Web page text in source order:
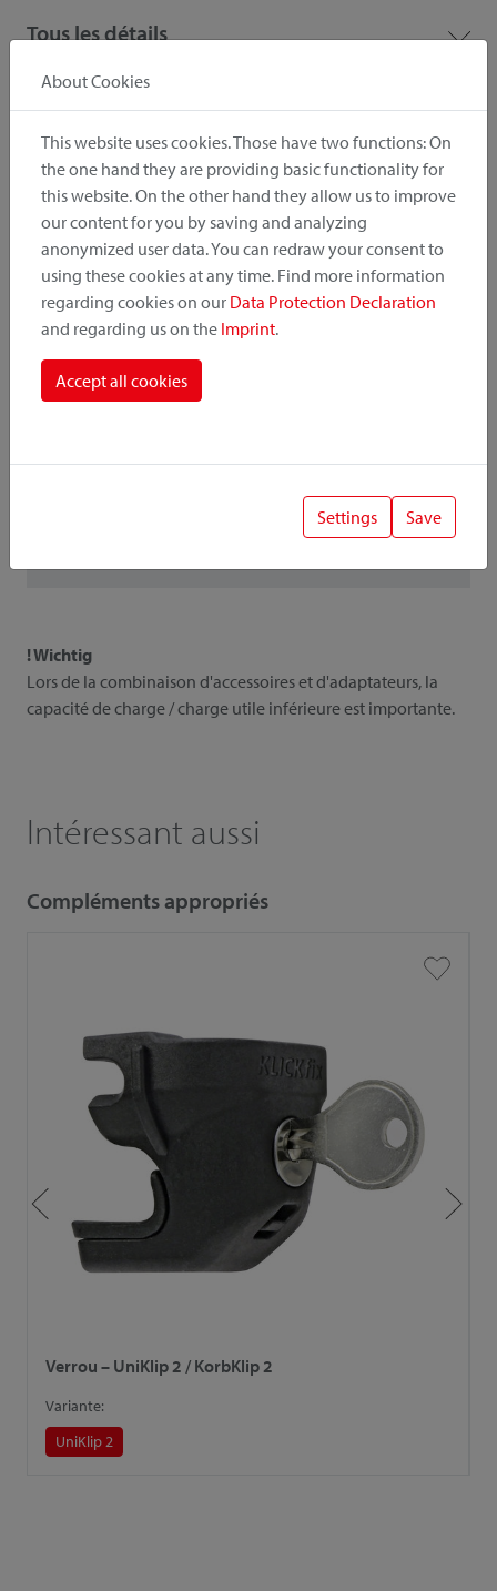
gris
Liste de prix
! Wichtig
Lors de la combinaison d'accessoires et d'adaptateurs, la
capacité de charge / charge utile inférieure est importante.
Tous les détails
Intéressant aussi
Compléments appropriés
Verrou – UniKlip 2 / KorbKlip 2
Variante:
UniKlip 2
About Cookies
This website uses cookies. Those have two functions: On
the one hand they are providing basic functionality for
this website. On the other hand they allow us to improve
our content for you by saving and analyzing
anonymized user data. You can redraw your consent to
using these cookies at any time. Find more information
regarding cookies on our Data Protection Declaration
and regarding us on the Imprint.
Accept all cookies
Settings Save